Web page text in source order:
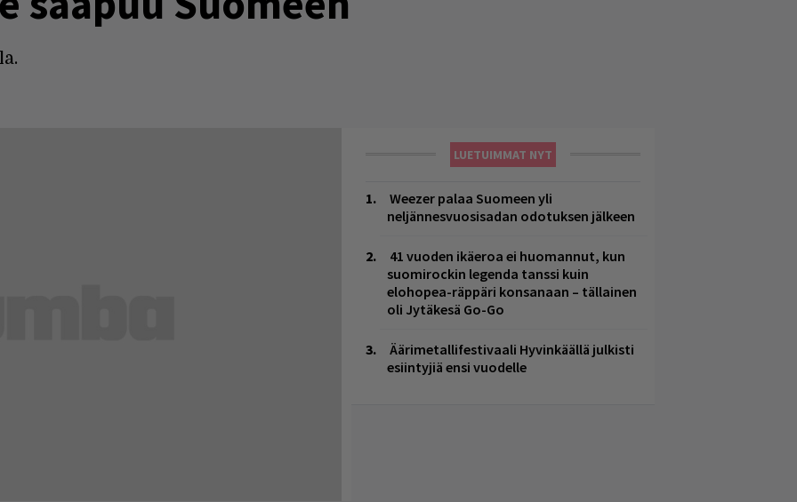
LUETUIMMAT NYT
Weezer palaa Suomeen yli
neljännesvuosisadan odotuksen jälkeen
41 vuoden ikäeroa ei huomannut, kun
suomirockin legenda tanssi kuin
elohopea-räppäri konsanaan – tällainen
oli Jytäkesä Go-Go
Äärimetallifestivaali Hyvinkäällä julkisti
esiintyjiä ensi vuodelle